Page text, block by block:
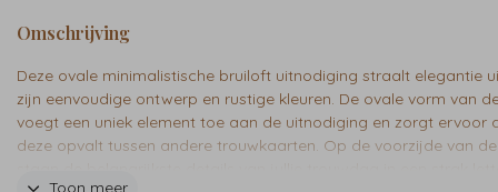
Omschrijving
Deze ovale minimalistische bruiloft uitnodiging straalt elegantie
zijn eenvoudige ontwerp en rustige kleuren. De ovale vorm van
voegt een uniek element toe aan de uitnodiging en zorgt ervoor
deze opvalt tussen andere trouwkaarten. Op de voorzijde van
Toon meer